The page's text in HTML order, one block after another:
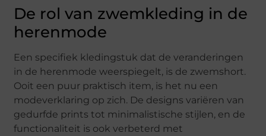
De rol van zwemkleding in de
herenmode
Een specifiek kledingstuk dat de veranderingen
in de herenmode weerspiegelt, is de zwemshort.
Ooit een puur praktisch item, is het nu een
modeverklaring op zich. De designs variëren van
gedurfde prints tot minimalistische stijlen, en de
functionaliteit is ook verbeterd met